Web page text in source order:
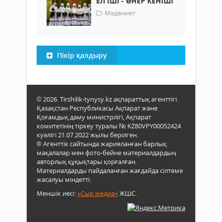
Мәдениет
Пікір қалдыру
© 2026. Tirshilik-tynysy.kz ақпараттық агенттігі.
Қазақстан Республикасы Ақпарат және
Қоғамдық даму министрлігі, Ақпарат
комитетінің тіркеу туралы № KZ80VPY00052424
куәлігі 21.07.2022 жылы берілген.
® Агенттік сайтында жарияланған барлық
мақалалар мен фото-бейне материалдардың
авторлық құқықтары қорғалған.
Материалдарды пайдаланған жағдайда сілтеме
жасалуы міндетті.
Меншік иесі:«Сыр медиа»ЖШС.